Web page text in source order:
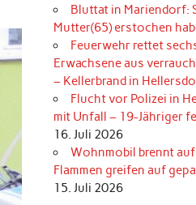
Bluttat in Mariendorf:
Mutter(65) erstochen
Feuerwehr rettet
Erwachsene aus
– Kellerbrand in
Flucht vor Polizei in
mit Unfall – 19-Jähriger
16. Juli 2026
Wohnmobil brennt
Flammen greifen auf
15. Juli 2026